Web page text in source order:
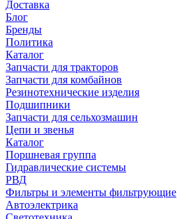
Доставка
Блог
Бренды
Политика
Каталог
Запчасти для тракторов
Запчасти для комбайнов
Резинотехнические изделия
Подшипники
Запчасти для сельхозмашин
Цепи и звенья
Каталог
Поршневая группа
Гидравлические системы
РВД
Фильтры и элементы фильтрующие
Автоэлектрика